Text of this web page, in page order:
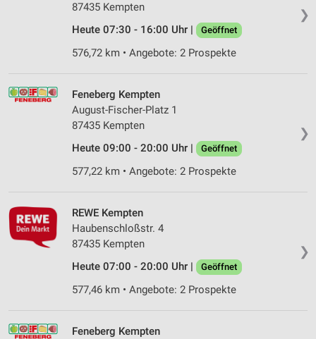
❯
87435 Kempten
Heute 07:30 - 16:00 Uhr |
Geöffnet
576,72 km • Angebote: 2 Prospekte
❯
Feneberg Kempten
August-Fischer-Platz 1
87435 Kempten
Heute 09:00 - 20:00 Uhr |
Geöffnet
577,22 km • Angebote: 2 Prospekte
❯
REWE Kempten
Haubenschloßstr. 4
87435 Kempten
Heute 07:00 - 20:00 Uhr |
Geöffnet
577,46 km • Angebote: 2 Prospekte
Feneberg Kempten